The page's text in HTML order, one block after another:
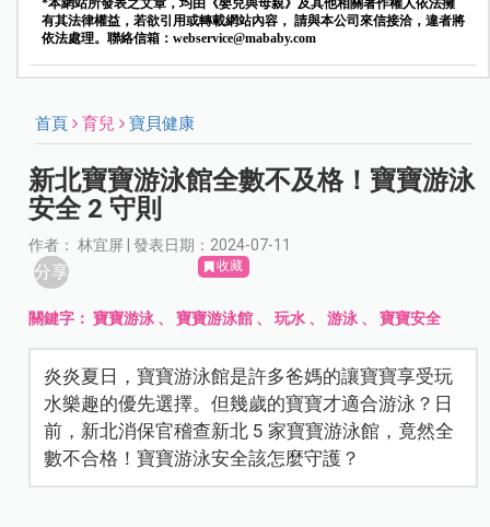
*本網站所發表之文章，均由《嬰兒與母親》及其他相關著作權人依法擁
有其法律權益，若欲引用或轉載網站內容， 請與本公司來信接洽，違者將
依法處理。聯絡信箱： webservice@mababy.com
首頁 育兒 寶貝健康
新北寶寶游泳館全數不及格！寶寶游泳
安全 2 守則
作者： 林宜屏 | 發表日期：2024-07-11
分享 收藏
關鍵字：寶寶游泳 、寶寶游泳館 、玩水 、游泳 、寶寶安全
炎炎夏日，寶寶游泳館是許多爸媽的讓寶寶享受玩
水樂趣的優先選擇。但幾歲的寶寶才適合游泳？日
前，新北消保官稽查新北 5 家寶寶游泳館，竟然全
數不合格！寶寶游泳安全該怎麼守護？